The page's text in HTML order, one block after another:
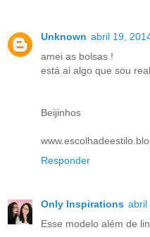
Unknown abril 19,
amei as bolsas !
está ai algo que sou
Beijinhos
Responder
Only Inspirations abril
Esse modelo além de